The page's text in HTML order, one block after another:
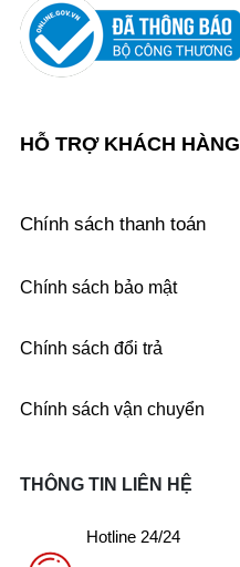
HỖ TRỢ KHÁCH HÀNG
Chính sách thanh toán
Chính sách bảo mật
Chính sách đổi trả
Chính sách vận chuyển
THÔNG TIN LIÊN HỆ
Hotline 24/24